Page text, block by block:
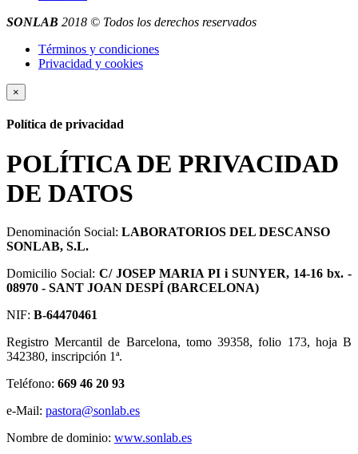
SONLAB 2018 © Todos los derechos reservados
Términos y condiciones
Privacidad y cookies
×
Política de privacidad
POLÍTICA DE PRIVACIDAD
DE DATOS
Denominación Social: LABORATORIOS DEL DESCANSO
SONLAB, S.L.
Domicilio Social: C/ JOSEP MARIA PI i SUNYER, 14-16 bx. -
08970 - SANT JOAN DESPÍ (BARCELONA)
NIF: B-64470461
Registro Mercantil de Barcelona, tomo 39358, folio 173, hoja B
342380, inscripción 1ª.
Teléfono: 669 46 20 93
e-Mail: pastora@sonlab.es
Nombre de dominio: www.sonlab.es